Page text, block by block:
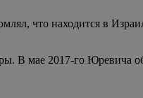
что находится в
В мае 2017-го Юревича